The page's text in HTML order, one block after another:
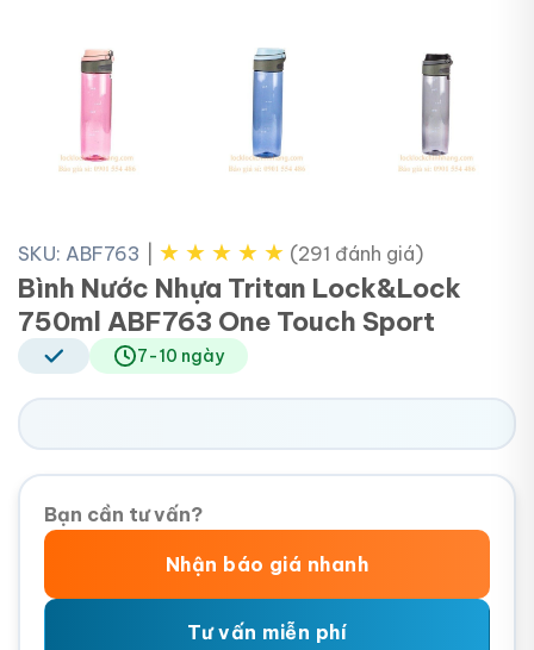
SKU: ABF763 ★ ★ ★ ★ ★ (291 đánh giá)
Bình Nước Nhựa Tritan Lock&Lock
750ml ABF763 One Touch Sport
7-10 ngày
Bạn cần tư vấn?
Nhận báo giá nhanh
Tư vấn miễn phí